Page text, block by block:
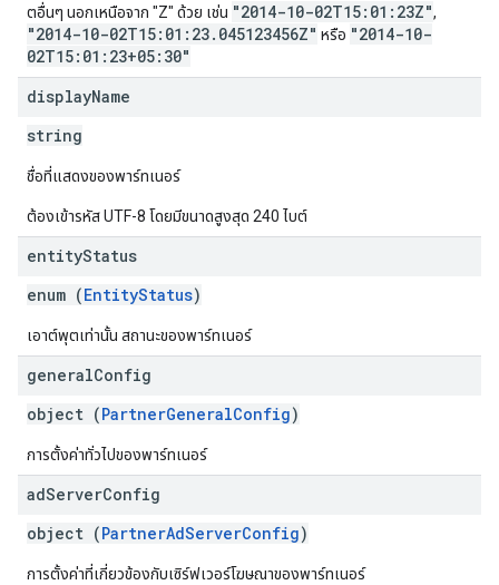
ตอื่นๆ นอกเหนือจาก "Z" ด้วย เช่น "2014-10-02T15:01:23Z",
"2014-10-02T15:01:23.045123456Z" หรือ "2014-10-
02T15:01:23+05:30"
displayName
string
ชื่อที่แสดงของพาร์ทเนอร์
ต้องเข้ารหัส UTF-8 โดยมีขนาดสูงสุด 240 ไบต์
entityStatus
enum (EntityStatus)
เอาต์พุตเท่านั้น สถานะของพาร์ทเนอร์
generalConfig
object (PartnerGeneralConfig)
การตั้งค่าทั่วไปของพาร์ทเนอร์
adServerConfig
object (PartnerAdServerConfig)
การตั้งค่าที่เกี่ยวข้องกับเซิร์ฟเวอร์โฆษณาของพาร์ทเนอร์